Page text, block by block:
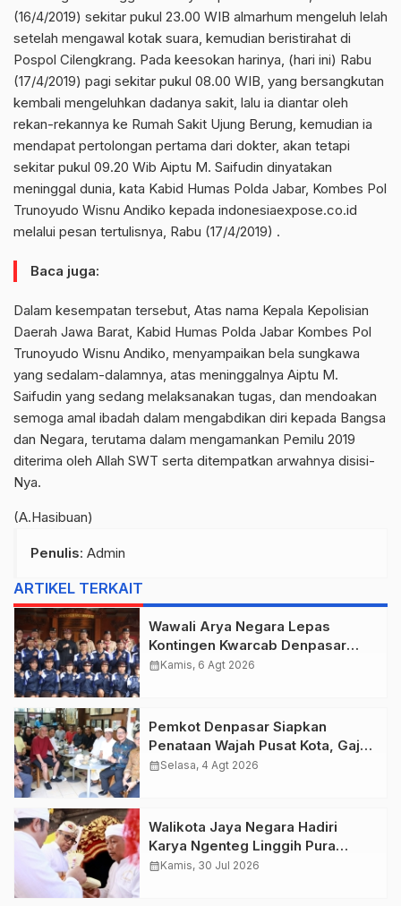
(16/4/2019) sekitar pukul 23.00 WIB almarhum mengeluh lelah
setelah mengawal kotak suara, kemudian beristirahat di
Pospol Cilengkrang. Pada keesokan harinya, (hari ini) Rabu
(17/4/2019) pagi sekitar pukul 08.00 WIB, yang bersangkutan
kembali mengeluhkan dadanya sakit, lalu ia diantar oleh
rekan-rekannya ke Rumah Sakit Ujung Berung, kemudian ia
mendapat pertolongan pertama dari dokter, akan tetapi
sekitar pukul 09.20 Wib Aiptu M. Saifudin dinyatakan
meninggal dunia, kata Kabid Humas Polda Jabar, Kombes Pol
Trunoyudo Wisnu Andiko kepada indonesiaexpose.co.id
melalui pesan tertulisnya, Rabu (17/4/2019) .
Baca juga:
Dalam kesempatan tersebut, Atas nama Kepala Kepolisian
Daerah Jawa Barat, Kabid Humas Polda Jabar Kombes Pol
Trunoyudo Wisnu Andiko, menyampaikan bela sungkawa
yang sedalam-dalamnya, atas meninggalnya Aiptu M.
Saifudin yang sedang melaksanakan tugas, dan mendoakan
semoga amal ibadah dalam mengabdikan diri kepada Bangsa
dan Negara, terutama dalam mengamankan Pemilu 2019
diterima oleh Allah SWT serta ditempatkan arwahnya disisi-
Nya.
(A.Hasibuan)
Penulis: Admin
ARTIKEL TERKAIT
Wawali Arya Negara Lepas
Kontingen Kwarcab Denpasar
Menuju Jambore Nasional XII
calendar_monthKamis, 6 Agt 2026
Pemkot Denpasar Siapkan
Penataan Wajah Pusat Kota, Gajah
Mada Jadi Salah Satu Kawasan
calendar_monthSelasa, 4 Agt 2026
Walikota Jaya Negara Hadiri
Karya Ngenteg Linggih Pura
Gunung Sari Desa Adat Peraupan
calendar_monthKamis, 30 Jul 2026